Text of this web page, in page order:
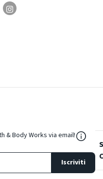
& Body Works via email!
Iscriviti